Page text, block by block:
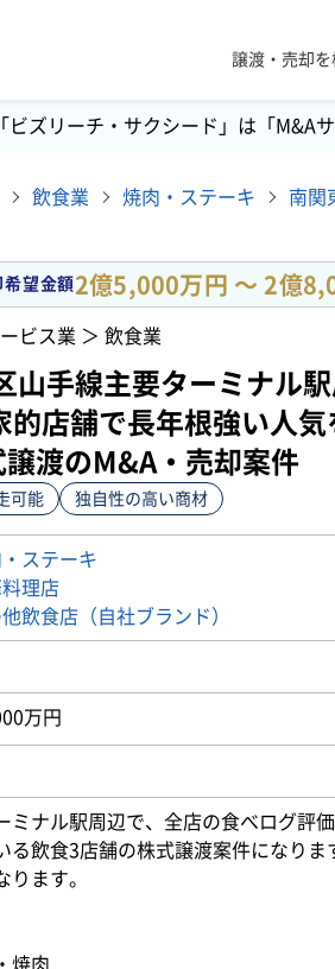
譲渡・売却を
ビズリーチ・サクシード」は「M&A
飲食業 焼肉・ステーキ
希望金額 2億5,000万円 〜 2億
ビス業 ＞ 飲食業
山手線主要ターミナル
的店舗で長年根強い人気
譲渡のM&A・売却案件
可能 独自性の高い商材
ステーキ
理店
飲食店（自社ブランド）
万円
ミナル駅周辺で、全店の食べログ評
る飲食3店舗の株式譲渡案件になりま
ります。
焼肉